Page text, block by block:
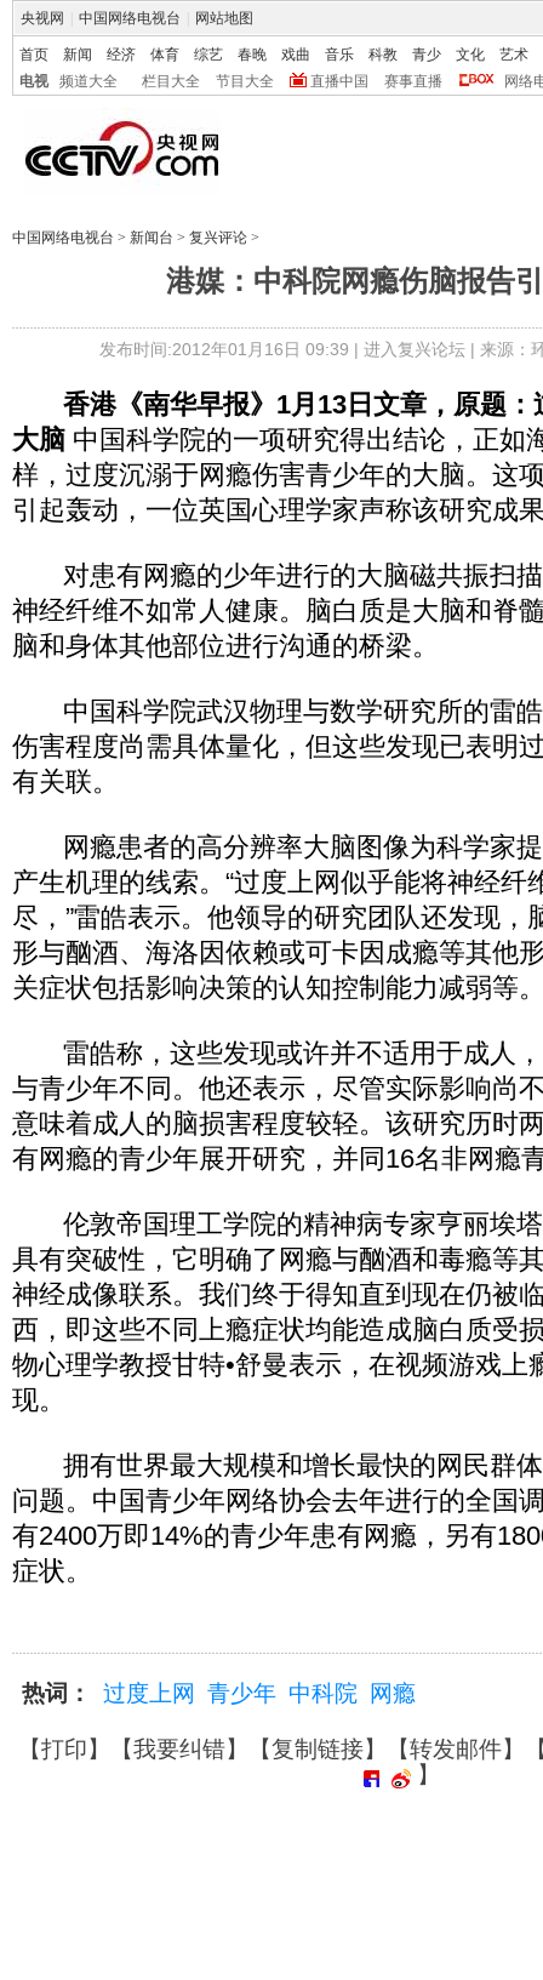
央视网 中国网络电视台 网站地图
首页 新闻 经济 体育 综艺 春晚 戏曲 音乐 科教 青少 文化
艺术
电视
频道大全 栏目大全 节目大全 直播中国 赛事直播 网络
中国网络电视台 > 新闻台 > 复兴评论 >
港媒：中科院网瘾伤脑报告
发布时间:2012年01月16日 09:39 | 进入复兴论坛| 来源：
香港《南华早报》1月13日文章，原题
大脑 中国科学院的一项研究得出结论，正如
样，过度沉溺于网瘾伤害青少年的大脑。这
引起轰动，一位英国心理学家声称该研究成
对患有网瘾的少年进行的大脑磁共振扫描
神经纤维不如常人健康。脑白质是大脑和脊
脑和身体其他部位进行沟通的桥梁。
中国科学院武汉物理与数学研究所的雷皓
伤害程度尚需具体量化，但这些发现已表明
有关联。
网瘾患者的高分辨率大脑图像为科学家提
产生机理的线索。“过度上网似乎能将神经纤
尽，”雷皓表示。他领导的研究团队还发现，
形与酗酒、海洛因依赖或可卡因成瘾等其他
关症状包括影响决策的认知控制能力减弱等
雷皓称，这些发现或许并不适用于成人，
与青少年不同。他还表示，尽管实际影响尚
意味着成人的脑损害程度较轻。该研究历时
有网瘾的青少年展开研究，并同16名非网瘾
伦敦帝国理工学院的精神病专家亨丽埃塔
具有突破性，它明确了网瘾与酗酒和毒瘾等
神经成像联系。我们终于得知直到现在仍被
西，即这些不同上瘾症状均能造成脑白质受
物心理学教授甘特•舒曼表示，在视频游戏上
现。
拥有世界最大规模和增长最快的网民群体
问题。中国青少年网络协会去年进行的全国
有2400万即14%的青少年患有网瘾，另有
症状。
热词： 过度上网 青少年 中科院 网瘾
【打印】【我要纠错】【复制链接】【转发邮件】
】